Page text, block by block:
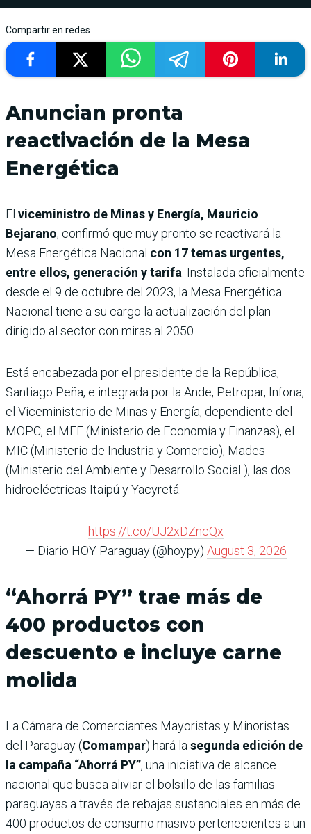
Compartir en redes
Anuncian pronta
reactivación de la Mesa
Energética
El viceministro de Minas y Energía, Mauricio
Bejarano, confirmó que muy pronto se reactivará la
Mesa Energética Nacional con 17 temas urgentes,
entre ellos, generación y tarifa . Instalada oficialmente
desde el 9 de octubre del 2023, la Mesa Energética
Nacional tiene a su cargo la actualización del plan
dirigido al sector con miras al 2050.
Está encabezada por el presidente de la República,
Santiago Peña, e integrada por la Ande, Petropar, Infona,
el Viceministerio de Minas y Energía, dependiente del
MOPC, el MEF (Ministerio de Economía y Finanzas), el
MIC (Ministerio de Industria y Comercio), Mades
(Ministerio del Ambiente y Desarrollo Social ), las dos
hidroeléctricas Itaipú y Yacyretá.
https://t.co/UJ2xDZncQx
— Diario HOY Paraguay (@hoypy) August 3, 2026
“Ahorrá PY” trae más de
400 productos con
descuento e incluye carne
molida
La Cámara de Comerciantes Mayoristas y Minoristas
del Paraguay (Comampar) hará la segunda edición de
la campaña “Ahorrá PY”, una iniciativa de alcance
nacional que busca aliviar el bolsillo de las familias
paraguayas a través de rebajas sustanciales en más de
400 productos de consumo masivo pertenecientes a un